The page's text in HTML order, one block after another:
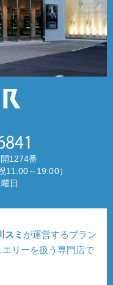
1274番
11:00～19:00）
日
スミ が運営するブラン
リーを扱う専門店で